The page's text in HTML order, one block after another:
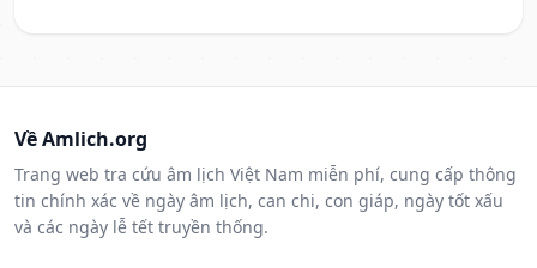
Về Amlich.org
Trang web tra cứu âm lịch Việt Nam miễn phí, cung cấp thông
tin chính xác về ngày âm lịch, can chi, con giáp, ngày tốt xấu
và các ngày lễ tết truyền thống.